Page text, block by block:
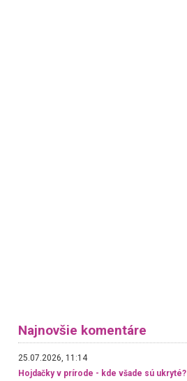
Najnovšie komentáre
25.07.2026, 11:14
Hojdačky v prírode - kde všade sú ukryté?